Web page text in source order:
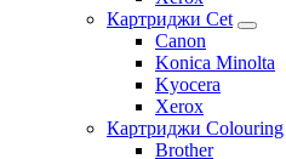
Картриджи Cet
Canon
Konica Minolta
Kyocera
Xerox
Картриджи Colouring
Brother